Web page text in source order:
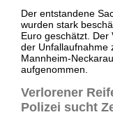
Der entstandene
wurden stark
Euro geschätzt. Der
der Unfallaufnahme
Mannheim-
aufgenommen.
Verlorener
Polizei sucht